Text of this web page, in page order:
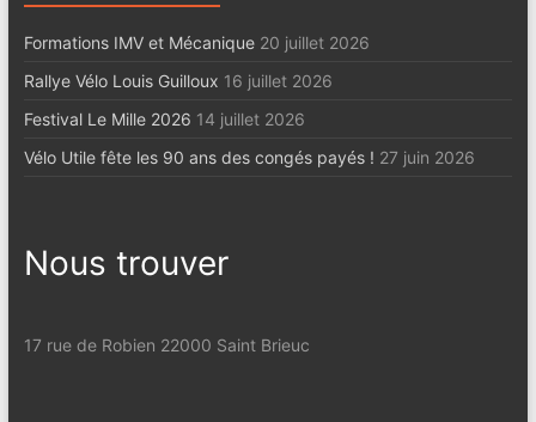
Formations IMV et Mécanique 20 juillet 2026
Rallye Vélo Louis Guilloux 16 juillet 2026
Festival Le Mille 2026 14 juillet 2026
Vélo Utile fête les 90 ans des congés payés ! 27 juin 2026
Nous trouver
17 rue de Robien 22000 Saint Brieuc